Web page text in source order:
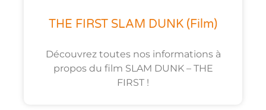
THE FIRST SLAM DUNK (Film)
Découvrez toutes nos informations à
propos du film SLAM DUNK – THE
FIRST !